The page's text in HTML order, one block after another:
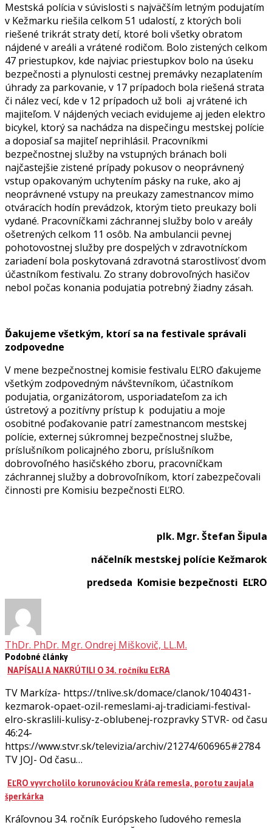
Mestská polícia v súvislosti s najväčším letným podujatím
v Kežmarku riešila celkom 51 udalostí, z ktorých boli
riešené trikrát straty detí, ktoré boli všetky obratom
nájdené v areáli a vrátené rodičom. Bolo zistených celkom
47 priestupkov, kde najviac priestupkov bolo na úseku
bezpečnosti a plynulosti cestnej premávky nezaplatením
úhrady za parkovanie, v 17 prípadoch bola riešená strata
či nález vecí, kde v 12 prípadoch už boli aj vrátené ich
majiteľom. V nájdených veciach evidujeme aj jeden elektro
bicykel, ktorý sa nachádza na dispečingu mestskej polície
a doposiaľ sa majiteľ neprihlásil. Pracovníkmi
bezpečnostnej služby na vstupných bránach boli
najčastejšie zistené prípady pokusov o neoprávnený
vstup opakovaným uchytením pásky na ruke, ako aj
neoprávnené vstupy na preukazy zamestnancov mimo
otváracích hodín prevádzok, ktorým tieto preukazy boli
vydané. Pracovníčkami záchrannej služby bolo v areály
ošetrených celkom 11 osôb. Na ambulancii pevnej
pohotovostnej služby pre dospelých v zdravotníckom
zariadení bola poskytovaná zdravotná starostlivosť dvom
účastníkom festivalu. Zo strany dobrovoľných hasičov
nebol počas konania podujatia potrebný žiadny zásah.
Ďakujeme všetkým, ktorí sa na festivale správali
zodpovedne
V mene bezpečnostnej komisie festivalu EĽRO ďakujeme
všetkým zodpovedným návštevníkom, účastníkom
podujatia, organizátorom, usporiadateľom za ich
ústretový a pozitívny prístup k podujatiu a moje
osobitné poďakovanie patrí zamestnancom mestskej
polície, externej súkromnej bezpečnostnej službe,
príslušníkom policajného zboru, príslušníkom
dobrovoľného hasičského zboru, pracovníčkam
záchrannej služby a dobrovoľníkom, ktorí zabezpečovali
činnosti pre Komisiu bezpečnosti EĽRO.
plk. Mgr. Štefan Šipula
náčelník mestskej polície Kežmarok
predseda Komisie bezpečnosti EĽRO
ThDr. PhDr. Mgr. Ondrej Miškovič, LL.M.
Podobné články
NAPÍSALI A NAKRÚTILI O 34. ročníku EĽRA
TV Markíza- https://tnlive.sk/domace/clanok/1040431-
kezmarok-opaet-ozil-remeslami-aj-tradiciami-festival-
elro-skraslili-kulisy-z-oblubenej-rozpravky STVR- od času
46:24-
https://www.stvr.sk/televizia/archiv/21274/606965#2784
TV JOJ- Od času…
EĽRO vyvrcholilo korunováciou Kráľa remesla, porotu zaujala
šperkárka
Kráľovnou 34. ročník Európskeho ľudového remesla